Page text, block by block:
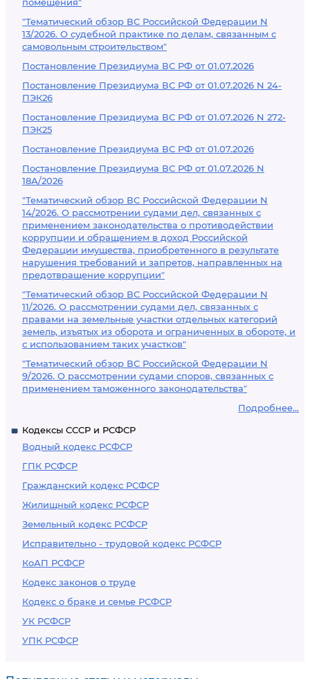
"Тематический обзор ВС Российской Федерации N
13/2026. О судебной практике по делам, связанным с
самовольным строительством"
Постановление Президиума ВС РФ от 01.07.2026
Постановление Президиума ВС РФ от 01.07.2026 N 24-
ПЭК26
Постановление Президиума ВС РФ от 01.07.2026 N 272-
ПЭК25
Постановление Президиума ВС РФ от 01.07.2026
Постановление Президиума ВС РФ от 01.07.2026 N
18А/2026
"Тематический обзор ВС Российской Федерации N
14/2026. О рассмотрении судами дел, связанных с
применением законодательства о противодействии
коррупции и обращением в доход Российской
Федерации имущества, приобретенного в результате
нарушения требований и запретов, направленных на
предотвращение коррупции"
"Тематический обзор ВС Российской Федерации N
11/2026. О рассмотрении судами дел, связанных с
правами на земельные участки отдельных категорий
земель, изъятых из оборота и ограниченных в обороте, и
с использованием таких участков"
"Тематический обзор ВС Российской Федерации N
9/2026. О рассмотрении судами споров, связанных с
применением таможенного законодательства"
Подробнее...
Кодексы СССР и РСФСР
Водный кодекс РСФСР
ГПК РСФСР
Гражданский кодекс РСФСР
Жилищный кодекс РСФСР
Земельный кодекс РСФСР
Исправительно - трудовой кодекс РСФСР
КоАП РСФСР
Кодекс законов о труде
Кодекс о браке и семье РСФСР
УК РСФСР
УПК РСФСР